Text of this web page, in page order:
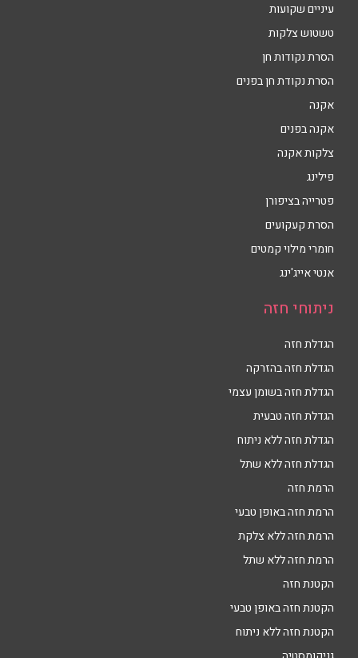
עיניים שקועות
טשטוש צלקות
הסרת נקודות חן
הסרת נקודת חן בפנים
אקנה
אקנה בפנים
צלקות אקנה
פילינג
פטרייה בציפורן
הסרת קעקועים
חומרי מילוי קמטים
אנטי אייג'ינג
ניתוחי חזה
הגדלת חזה
הגדלת חזה בהזרקה
הגדלת חזה בשומן עצמי
הגדלת חזה טבעית
הגדלת חזה ללא ניתוח
הגדלת חזה ללא שתל
הרמת חזה
הרמת חזה באופן טבעי
הרמת חזה ללא צלקת
הרמת חזה ללא שתל
הקטנת חזה
הקטנת חזה באופן טבעי
הקטנת חזה ללא ניתוח